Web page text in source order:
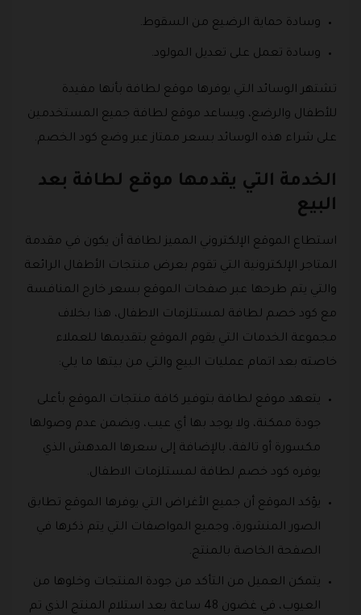
وسادة حماية الرضيع من السقوط.
وسادة تعمل على تعديل المولود.
تشتهر الوسائد التي يوفرها موقع لطافة بأنها مفيدة
للأطفال والرضع، ويساعد موقع لطافة جميع المستخدمين
على شراء هذه الوسائد بسعر ممتاز عبر وضع كود الخصم.
الخدمة التي يقدمها موقع لطافة بعد
البيع
استطاع الموقع الإلكتروني المميز لطافة أن يكون في مقدمة
المتاجر الإلكترونية التي تقوم بعرض منتجات الأطفال الرائعة
والتي يتم طرحها عبر صفحات الموقع بسعر خارج المنافسة
مع كود خصم لطافة لمستلزمات الاطفال، هذا بخلاف
مجموعة الخدمات التي يقوم الموقع بتقديمها للعملاء
خاصته بعد اتمام عمليات البيع والتي من بيتها ما يلي:
يتعهد موقع لطافة بتوفير كافة منتجات الموقع بأعلى
جودة ممكنة، ولا يوجد بها أي عيب، ويضمن عدم وصولها
مكسورة أو تالفة، بالإضافة إلى سعرها المدهش الذي
يوفره كود خصم لطافة لمستلزمات الاطفال.
يؤكد الموقع أن جميع الأغراض التي يوفرها الموقع تطابق
الصور المنشورة، وجميع المواصفات التي يتم ذكرها في
الصفحة الخاصة بالمنتج.
يتمكن العميل من التأكد من جودة المنتجات وخلوها من
العيوب، في غضون 48 ساعة بعد استلام المنتج الذي تم